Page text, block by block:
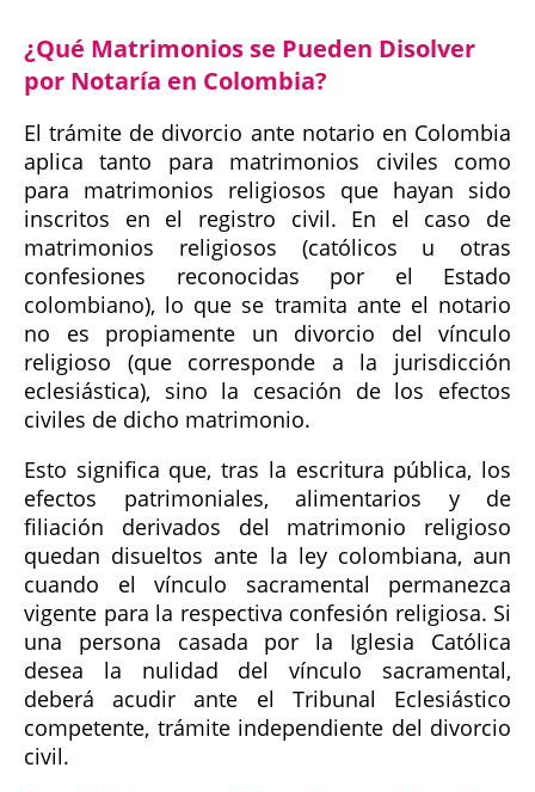
¿Qué Matrimonios se Pueden Disolver
por Notaría en Colombia?
El trámite de divorcio ante notario en Colombia
aplica tanto para matrimonios civiles como
para matrimonios religiosos que hayan sido
inscritos en el registro civil. En el caso de
matrimonios religiosos (católicos u otras
confesiones reconocidas por el Estado
colombiano), lo que se tramita ante el notario
no es propiamente un divorcio del vínculo
religioso (que corresponde a la jurisdicción
eclesiástica), sino la cesación de los efectos
civiles de dicho matrimonio.
Esto significa que, tras la escritura pública, los
efectos patrimoniales, alimentarios y de
filiación derivados del matrimonio religioso
quedan disueltos ante la ley colombiana, aun
cuando el vínculo sacramental permanezca
vigente para la respectiva confesión religiosa. Si
una persona casada por la Iglesia Católica
desea la nulidad del vínculo sacramental,
deberá acudir ante el Tribunal Eclesiástico
competente, trámite independiente del divorcio
civil.